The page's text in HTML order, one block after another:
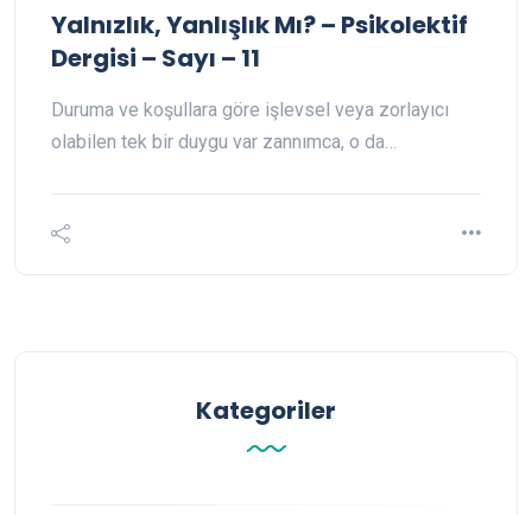
Yalnızlık, Yanlışlık Mı? – Psikolektif
Dergisi – Sayı – 11
Duruma ve koşullara göre işlevsel veya zorlayıcı
olabilen tek bir duygu var zannımca, o da…
Kategoriler